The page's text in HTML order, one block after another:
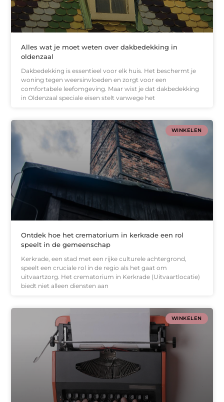
Alles wat je moet weten over dakbedekking in
oldenzaal
Dakbedekking is essentieel voor elk huis. Het beschermt je
woning tegen weersinvloeden en zorgt voor een
comfortabele leefomgeving. Maar wist je dat dakbedekking
in Oldenzaal speciale eisen stelt vanwege het
WINKELEN
Ontdek hoe het crematorium in kerkrade een rol
speelt in de gemeenschap
Kerkrade, een stad met een rijke culturele achtergrond,
speelt een cruciale rol in de regio als het gaat om
uitvaartzorg. Het crematorium in Kerkrade (Uitvaartlocatie)
biedt niet alleen diensten aan
WINKELEN